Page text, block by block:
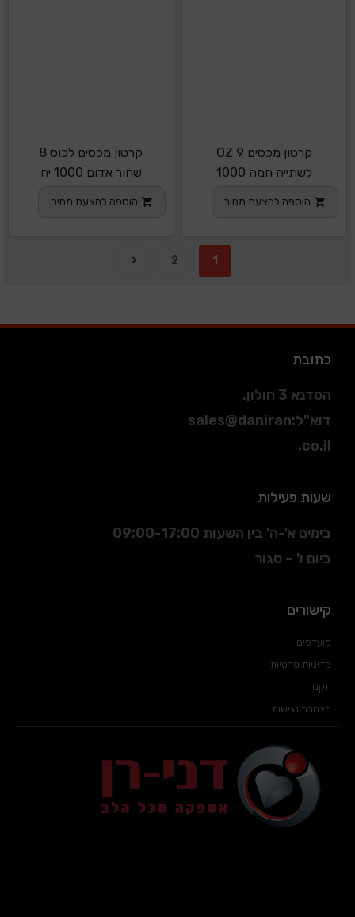
קרטון מכסים OZ 9
לשתייה חמה 1000
הוספה להצעת מחיר
קרטון מכסים לכוס 8
שחור אדום 1000 יח
הוספה להצעת מחיר
1
2
כתובת
הסדנא 3 חולון.
דוא"ל:
sales@daniran
.co.il
שעות פעילות
בימים א'-ה' בין השעות 09:00-17:00
ביום ו' – סגור
קישורים
מועדפים
מדיניות פרטיות
תקנון
הצהרת נגישות